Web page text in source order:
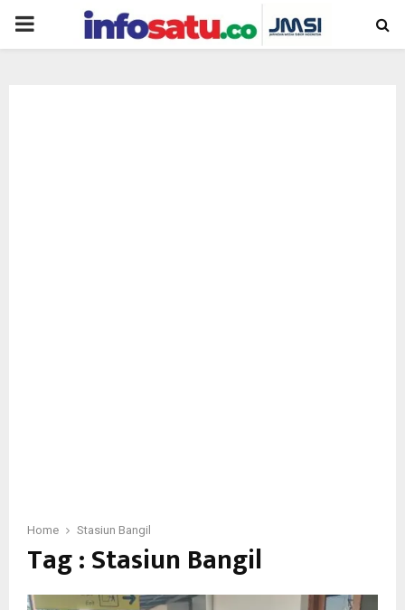
PRIMARY
Home Stasiun Bangil
Tag : Stasiun Bangil